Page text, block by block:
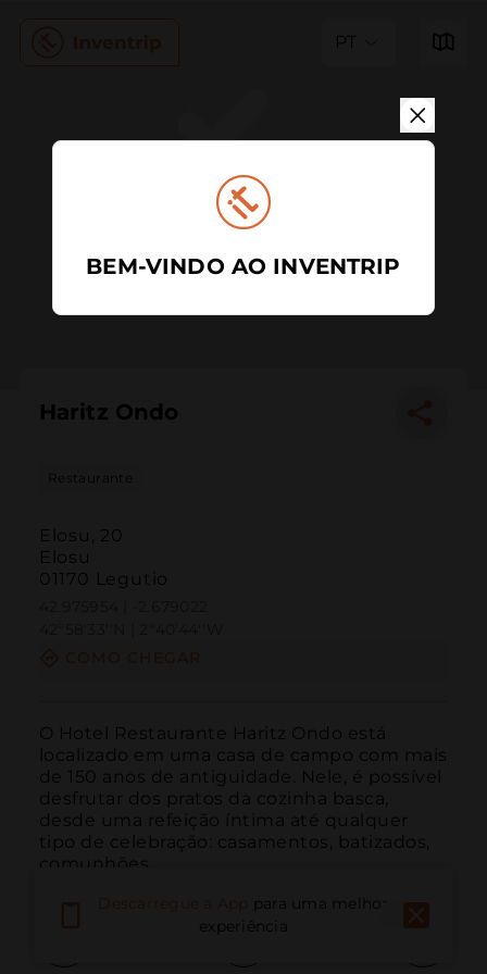
PT
Haritz Ondo
Restaurante
Elosu, 20
Elosu
01170 Legutio
O Hotel Restaurante Haritz Ondo está
localizado em uma casa de campo com mais
de 150 anos de antiguidade. Nele, é possível
desfrutar dos pratos da cozinha basca,
desde uma refeição íntima até qualquer
tipo de celebração: casamentos, batizados,
comunhões...
para uma melhor
experiência
BEM-VINDO AO INVENTRIP